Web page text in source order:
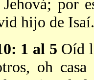
por
hijo de Isaí.
1 al 5 Oíd
oh